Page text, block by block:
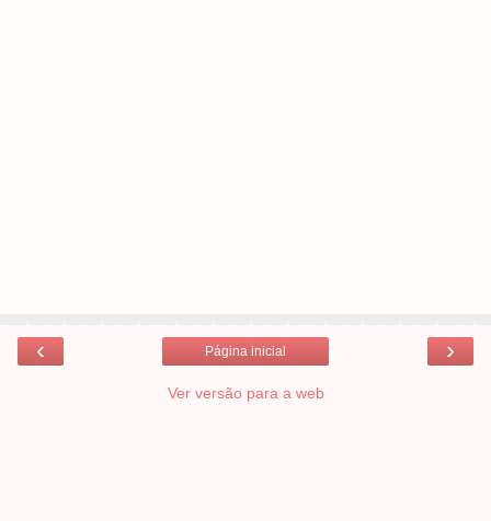
‹ ›
Página inicial
Ver versão para a web